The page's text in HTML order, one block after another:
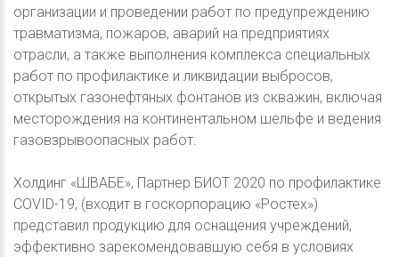
организации и проведении работ по предупреждению
травматизма, пожаров, аварий на предприятиях
отрасли, а также выполнения комплекса специальных
работ по профилактике и ликвидации выбросов,
открытых газонефтяных фонтанов из скважин, включая
месторождения на континентальном шельфе и ведения
газовзрывоопасных работ.
Холдинг «ШВАБЕ», Партнер БИОТ 2020 по профилактике
COVID-19, (входит в госкорпорацию «Ростех»)
представил продукцию для оснащения учреждений,
эффективно зарекомендовавшую себя в условиях